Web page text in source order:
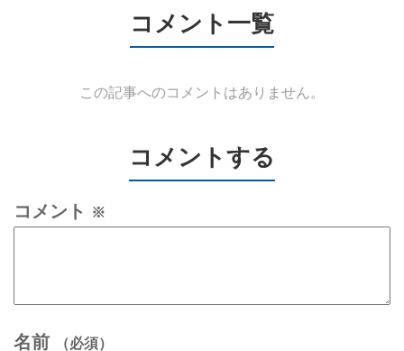
コメント一覧
この記事へのコメントはありません。
コメントする
コメント ※
名前 （必須）